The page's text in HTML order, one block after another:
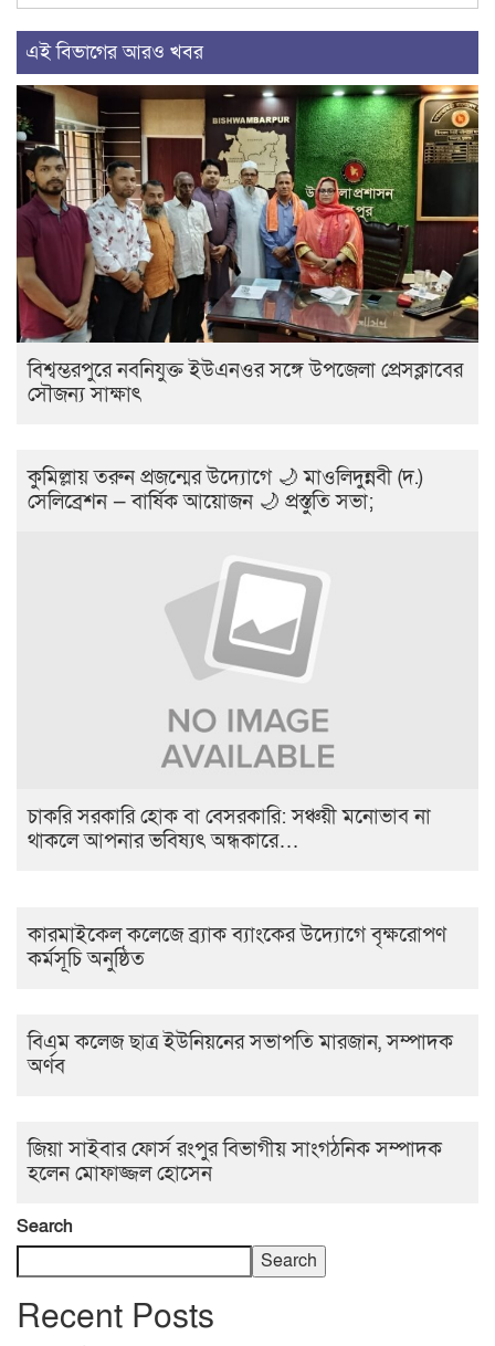
এই বিভাগের আরও খবর
বিশ্বম্ভরপুরে নবনিযুক্ত ইউএনওর সঙ্গে উপজেলা প্রেসক্লাবের
সৌজন্য সাক্ষাৎ
কুমিল্লায় তরুন প্রজন্মের উদ্যোগে 🌙 মাওলিদুন্নবী (দ.)
সেলিব্রেশন — বার্ষিক আয়োজন 🌙 প্রস্তুতি সভা;
চাকরি সরকারি হোক বা বেসরকারি: সঞ্চয়ী মনোভাব না
থাকলে আপনার ভবিষ্যৎ অন্ধকারে…
কারমাইকেল কলেজে ব্র্যাক ব্যাংকের উদ্যোগে বৃক্ষরোপণ
কর্মসূচি অনুষ্ঠিত
বিএম কলেজ ছাত্র ইউনিয়নের সভাপতি মারজান, সম্পাদক
অর্ণব
জিয়া সাইবার ফোর্স রংপুর বিভাগীয় সাংগঠনিক সম্পাদক
হলেন মোফাজ্জল হোসেন
Search
Search
Recent Posts